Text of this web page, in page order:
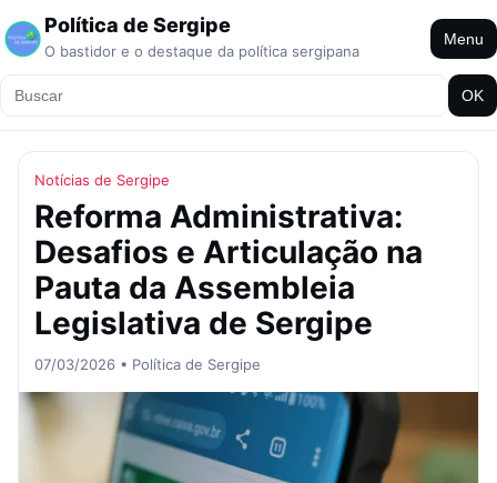
Política de Sergipe
O bastidor e o destaque da política sergipana
Menu
OK
Notícias de Sergipe
Reforma Administrativa:
Desafios e Articulação na
Pauta da Assembleia
Legislativa de Sergipe
07/03/2026 • Política de Sergipe